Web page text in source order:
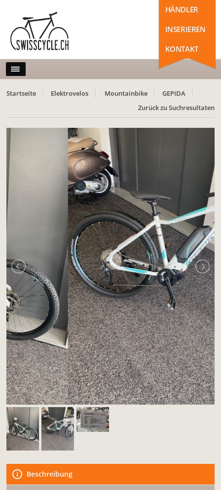
HÄNDLER
INSERIEREN
KONTAKT
Startseite Elektrovelos Mountainbike
GEPIDA
Zurück zu Suchresultaten
Beschreibung